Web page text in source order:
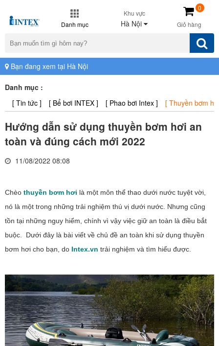
Danh mục
Khu vực
Hà Nội Giỏ hàng
0
Bạn đang xem tại Hà Nội
Danh mục :
[ Tin tức ]
[ Bể bơi INTEX ] [ Phao bơi Intex ] [ Thuyền bơm
Hướng dẫn sử dụng thuyền bơm hơi an
toàn và đúng cách mới 2022
11/08/2022 08:08
Chèo thuyền bơm hơi là một môn thể thao dưới nước tuyệt vời,
nó là một trong những trải nghiệm thú vị dưới nước. Nhưng cũng
tồn tại những nguy hiểm, chính vì vậy việc giữ an toàn là điều bắt
buộc. Dưới đây là bài viết về chủ đề an toàn khi sử dụng thuyền
bơm hơi cho bạn, do Intex.vn trải nghiệm và tìm hiểu được.